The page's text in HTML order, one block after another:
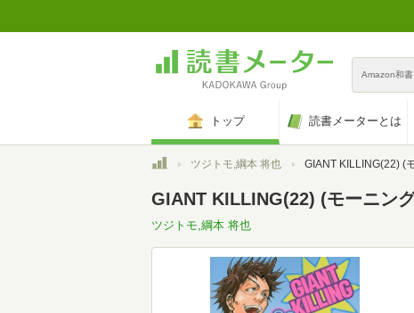
Amazon和書
トップ 読書メーターとは
トップツジトモ,綱本 将也 GIANT KILLING(22) (
GIANT KILLING(22) (モーニン
ツジトモ,綱本 将也